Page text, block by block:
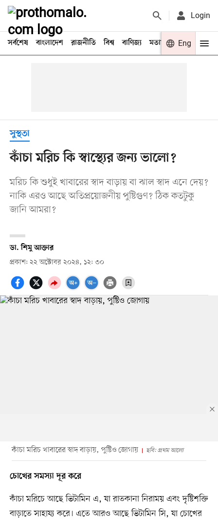
Login
সর্বশেষ বাংলাদেশ রাজনীতি বিশ্ব বাণিজ্য মতামত খেলা
Eng
সুস্থতা
কাঁচা মরিচ কি স্বাস্থ্যের জন্য ভালো?
মরিচ কি শুধুই খাবারের স্বাদ বাড়ায় বা ঝাল স্বাদ এনে দেয়?
নাকি এরও আছে অতিপ্রয়োজনীয় পুষ্টিগুণ? ঠিক কতটুকু
জানি আমরা?
ডা. শিমু আক্তার
প্রকাশ: ২২ অক্টোবর ২০২৪, ১২: ৩০
কাঁচা মরিচ খাবারের স্বাদ বাড়ায়, পুষ্টিও জোগায় ছবি: প্রথম আলো
চোখের সমস্যা দূর করে
কাঁচা মরিচে আছে ভিটামিন এ, যা রাতকানা নিরাময় এবং দৃষ্টিশক্তি
বাড়াতে সাহায্য করে। এতে আরও আছে ভিটামিন সি, যা চোখের